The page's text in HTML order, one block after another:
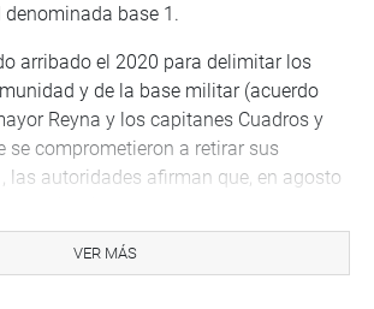
base 1.
arribado el 2020 para delimitar los
y de la base militar (acuerdo
Reyna y los capitanes Cuadros y
se comprometieron a retirar sus
las autoridades afirman que, en agosto
la base 1, que incluso ha realizado
con maquinaria pesada con el
VER MÁS